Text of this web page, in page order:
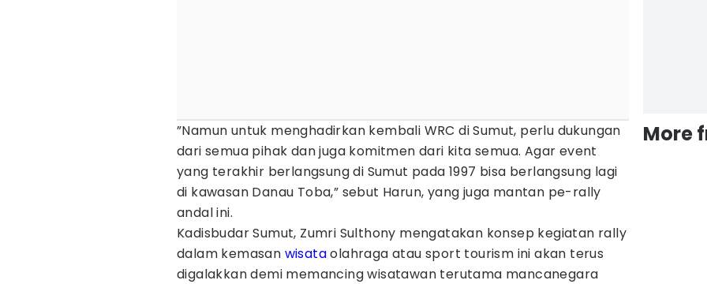
”Namun untuk menghadirkan kembali WRC di Sumut, perlu dukungan
dari semua pihak dan juga komitmen dari kita semua. Agar event
yang terakhir berlangsung di Sumut pada 1997 bisa berlangsung lagi
di kawasan Danau Toba,” sebut Harun, yang juga mantan pe-rally
andal ini.
Kadisbudar Sumut, Zumri Sulthony mengatakan konsep kegiatan rally
dalam kemasan wisataolahraga atau sport tourism ini akan terus
digalakkan demi memancing wisatawan terutama mancanegara
More